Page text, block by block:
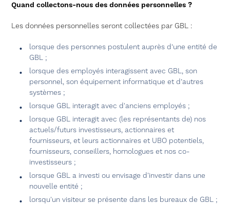
Quand collectons-nous des données personnelles ?
Les données personnelles seront collectées par GBL :
lorsque des personnes postulent auprès d’une entité de
GBL ;
lorsque des employés interagissent avec GBL, son
personnel, son équipement informatique et d’autres
systèmes ;
lorsque GBL interagit avec d'anciens employés ;
lorsque GBL interagit avec (les représentants de) nos
actuels/futurs investisseurs, actionnaires et
fournisseurs, et leurs actionnaires et UBO potentiels,
fournisseurs, conseillers, homologues et nos co-
investisseurs ;
lorsque GBL a investi ou envisage d'investir dans une
nouvelle entité ;
lorsqu'un visiteur se présente dans les bureaux de GBL ;